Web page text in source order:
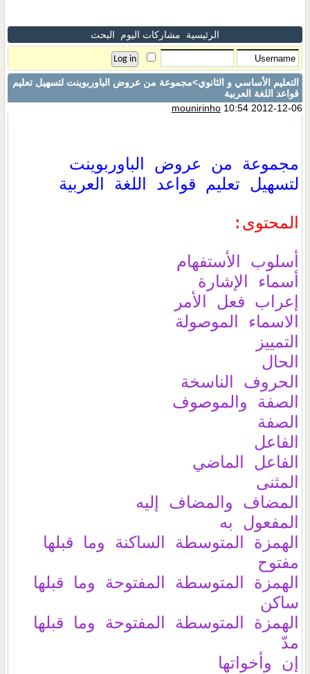
الرئيسية مشاركات اليوم البحث
التعليم الأساسي و الثانوي>مجموعة من عروض الباوربوينت لتسهيل تعليم
قواعد اللغة العربية
mounirinho10:54 2012-12-06
مجموعة من عروض الباوربوينت
لتسهيل تعليم قواعد اللغة العربية
المحتوى:
أسلوب الأستفهام
أسماء الإشارة
إعراب فعل الأمر
الاسماء الموصولة
التمييز
الحال
الحروف الناسخة
الصفة والموصوف
الصفة
الفاعل
الفاعل الماضي
المثنى
المضاف والمضاف إليه
المفعول به
الهمزة المتوسطة الساكنة وما قبلها
مفتوح
الهمزة المتوسطة المفتوحة وما قبلها
ساكن
الهمزة المتوسطة المفتوحة وما قبلها
مدّ
إن وأخواتها